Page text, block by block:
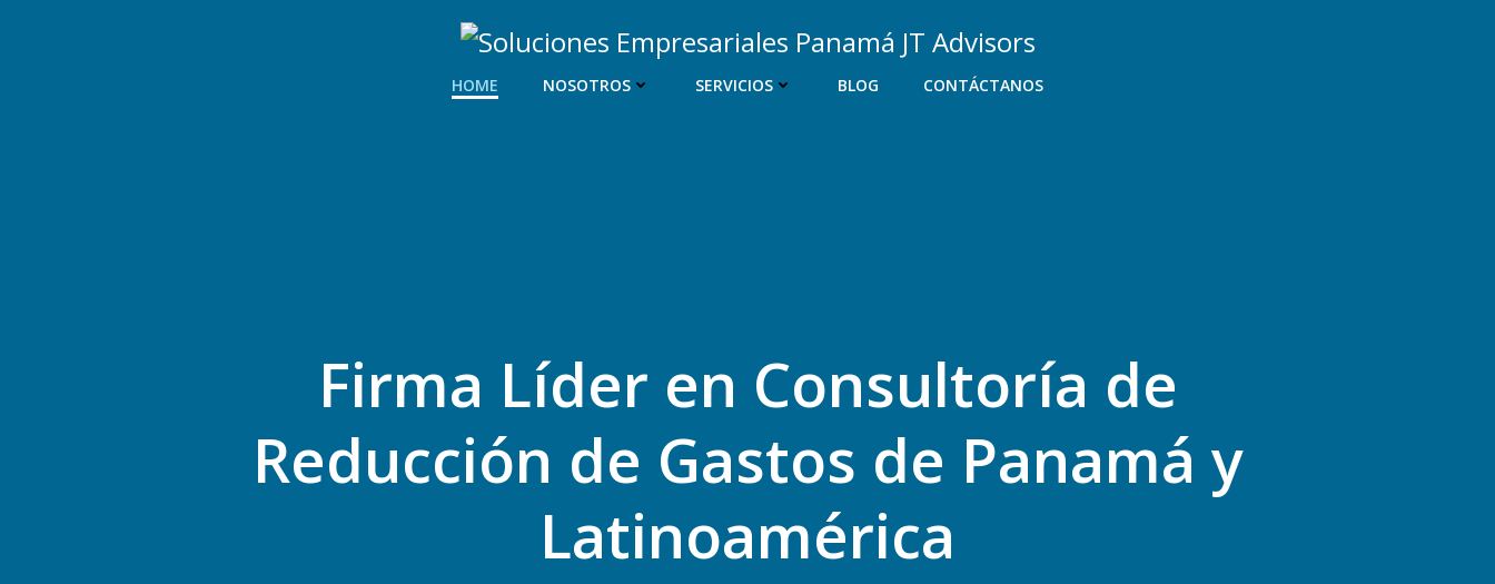
HOME NOSOTROS SERVICIOS BLOG CONTÁCTANOS
Firma Líder en Consultoría de
Reducción de Gastos de Panamá y
Latinoamérica